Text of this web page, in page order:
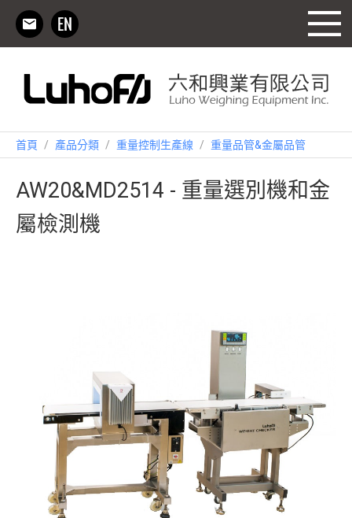
首頁 / 產品分類 / 重量控制生產線 / 重量品管&金屬品管
AW20&MD2514 - 重量選別機和金
屬檢測機